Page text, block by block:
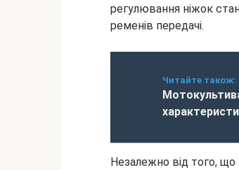
регулювання ніжок
ременів передачі.
Читайте також:
Незалежно від того,